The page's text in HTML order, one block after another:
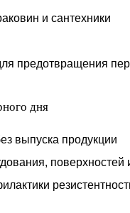
и сантехники
предотвращения
дня
выпуска продукции
поверхностей